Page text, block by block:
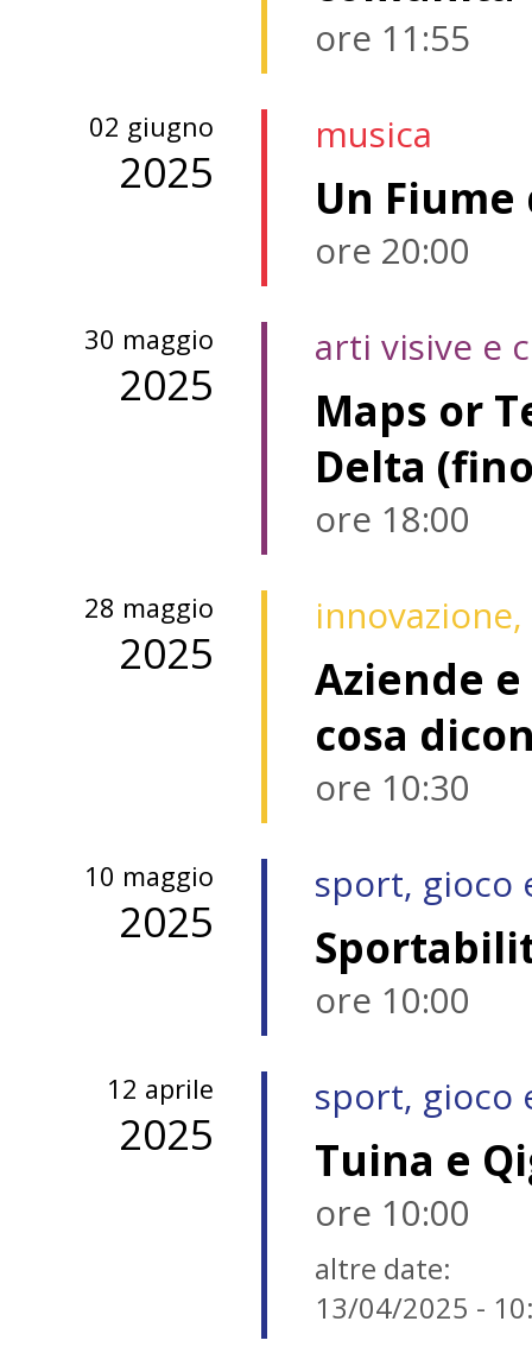
ore 11:55
02 giugno
2025
musica
Un Fiume
ore 20:00
30 maggio
2025
arti visive e
Maps or
Delta
ore 18:00
28 maggio
2025
Aziende
cosa
ore 10:30
10 maggio
2025
sport, gioco
ore 10:00
12 aprile
2025
sport, gioco
Tuina e
ore 10:00
altre date:
13/04/2025 -